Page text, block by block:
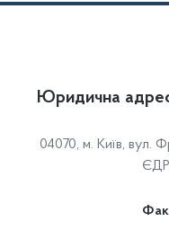
Юридична
04070, м. Київ, вул.